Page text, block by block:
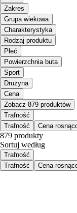
Zakres
Grupa wiekowa
Charakterystyka
Rodzaj produktu
Płeć
Powierzchnia buta
Sport
Drużyna
Cena
Zobacz 879 produktów
Trafność
Trafność
Cena
879 produkty
Sortuj według
Trafność
Trafność
Cena